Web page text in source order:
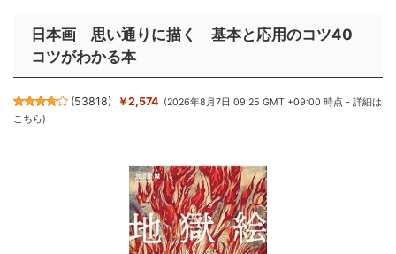
日本画 思い通りに描く 基本と応用のコツ40
コツがわかる本
(53818) ￥2,574 (2026年8月7日 09:25 GMT +09:00 時点 -詳細は
こちら)